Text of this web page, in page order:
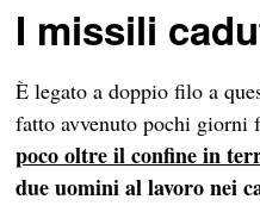
I missili
È legato a doppio filo a
fatto avvenuto pochi giorni
poco oltre il confine in
due uomini al lavoro nei